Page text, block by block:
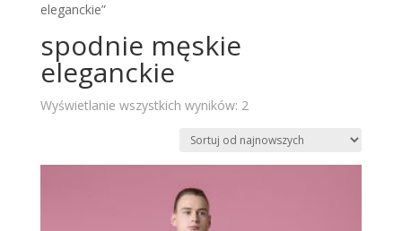
eleganckie”
spodnie męskie
eleganckie
Wyświetlanie wszystkich wyników: 2Posortowane
najnowszych